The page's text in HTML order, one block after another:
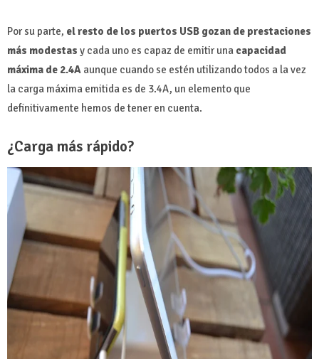
Por su parte, el resto de los puertos USB gozan de prestaciones
más modestas y cada uno es capaz de emitir una capacidad
máxima de 2.4A aunque cuando se estén utilizando todos a la vez
la carga máxima emitida es de 3.4A, un elemento que
definitivamente hemos de tener en cuenta.
¿Carga más rápido?